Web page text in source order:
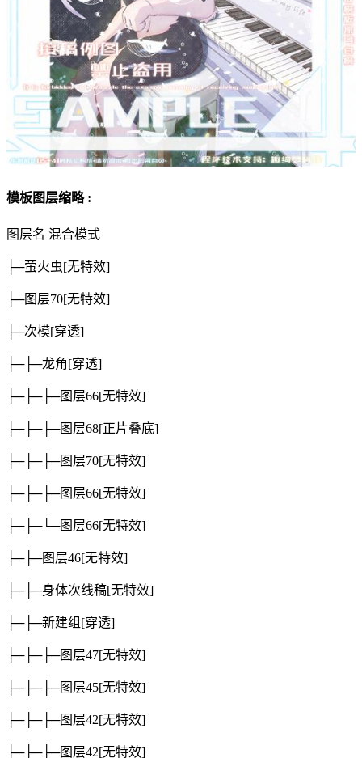
模板图层缩略 :
图层名 混合模式
├─萤火虫[无特效]
├─图层70[无特效]
├─次模[穿透]
├─├─龙角 [穿透]
├─├─├─图层66[无特效]
├─├─├─图层68[正片叠底]
├─├─├─图层70[无特效]
├─├─├─图层66[无特效]
├─├─└─图层66[无特效]
├─├─图层46[无特效]
├─├─身体次线稿[无特效]
├─├─新建组 [穿透]
├─├─├─图层47[无特效]
├─├─├─图层45[无特效]
├─├─├─图层42[无特效]
├─├─├─图层42[无特效]